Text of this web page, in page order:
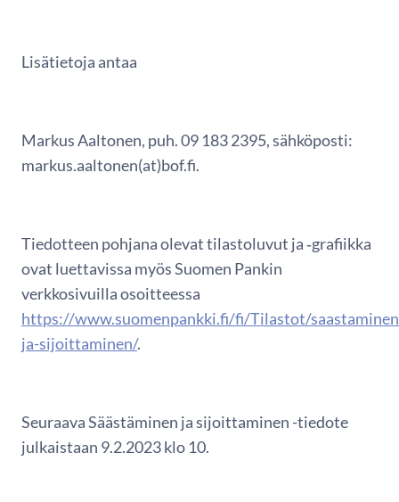
Lisätietoja antaa
Markus Aaltonen, puh. 09 183 2395, sähköposti:
markus.aaltonen(at)bof.fi.
Tiedotteen pohjana olevat tilastoluvut ja ‑grafiikka
ovat luettavissa myös Suomen Pankin
verkkosivuilla osoitteessa
https://www.suomenpankki.fi/fi/Tilastot/
ja-sijoittaminen/.
Seuraava Säästäminen ja sijoittaminen -tiedote
julkaistaan 9.2.2023 klo 10.